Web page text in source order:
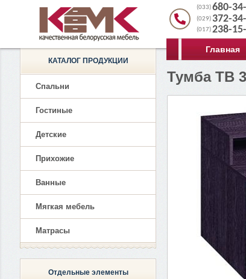
(033)680-
(029) 372-
(017)238-
Главная
Тумба ТВ
КАТАЛОГ ПРОДУКЦИИ
Спальни
Гостиные
Детские
Прихожие
Ванные
Мягкая мебель
Матрасы
Отдельные элементы